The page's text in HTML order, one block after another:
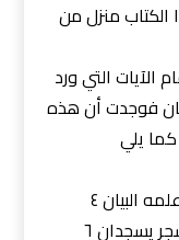
الكتاب منزل من
الآيات التي ورد
فوجدت أن هذه
الرحمن ١ علم القرآن ٢ خلق الإنسان ٣ علمه البيان ٤
الشمس والقمر بحسبان ٥ والنجم والشجر يسجدان ٦